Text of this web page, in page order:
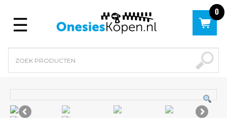
Menu
0